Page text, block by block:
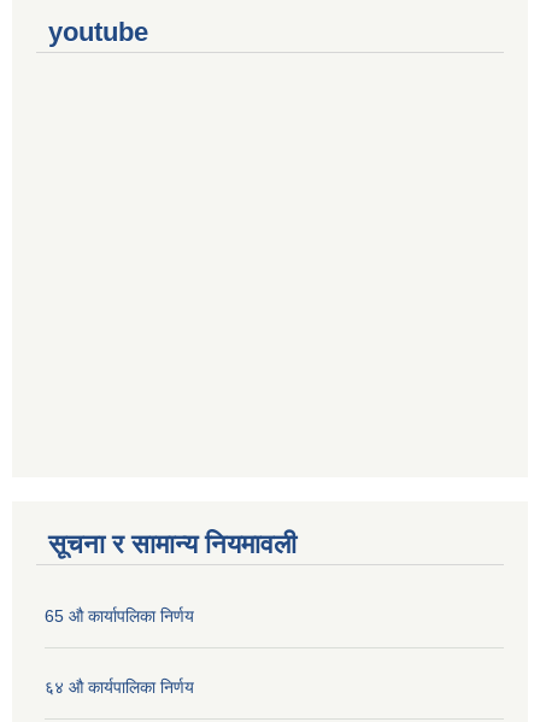
youtube
सूचना र सामान्य नियमावली
65 औ कार्यापलिका निर्णय
६४ औ कार्यपालिका निर्णय